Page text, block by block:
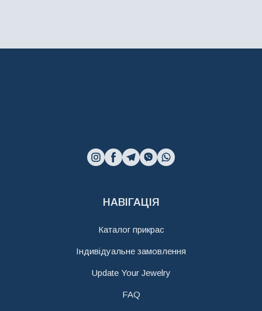
НАВІГАЦІЯ
Каталог прикрас
Індивідуальне замовлення
Update Your Jewelry
FAQ